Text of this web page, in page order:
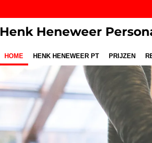
Henk Heneweer
HOME HENK HENEWEER PT PRIJZEN